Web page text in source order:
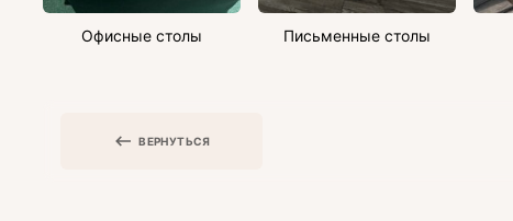
Офисные столы Письменные столы
ВЕРНУТЬСЯ